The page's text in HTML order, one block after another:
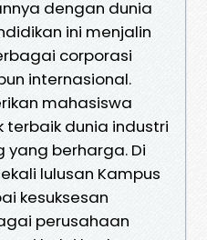
dengan dunia
ini menjalin
corporasi
internasional.
mahasiswa
terbaik dunia industri
berharga. Di
lulusan Kampus
kesuksesan
perusahaan